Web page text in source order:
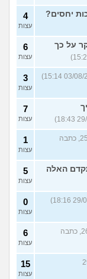
יחסים? 4
עצות
על כך
6
עצות
3
עצות
7
עצות
(lili, בת 25, כתבה
1
עצות
האלה 5
עצות
0
עצות
(Lamali, בת 26, כתבה
6
עצות
26
15
עצות